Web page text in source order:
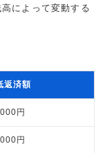
によって変動する
返済額
円
円